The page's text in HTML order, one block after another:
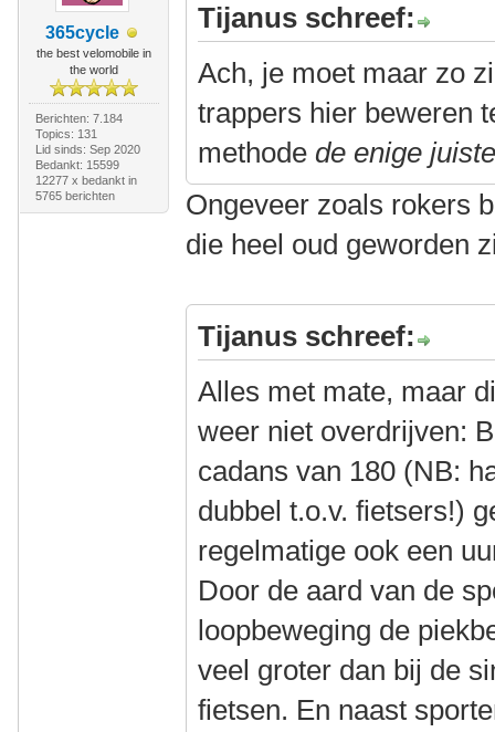
365cycle
the best velomobile in
the world
Berichten: 7.184
Topics: 131
Lid sinds: Sep 2020
Bedankt: 15599
12277 x bedankt in
5765 berichten
Tijanus schreef:
Ach, je moet maar zo
trappers hier beweren
methode de enige
Ongeveer zoals rokers
die heel oud geworden
Tijanus schreef:
Alles met mate, maar
weer niet overdrijven:
cadans van 180 (NB:
dubbel t.o.v. fietsers!)
regelmatige ook een
Door de aard van de
loopbeweging de
veel groter dan bij de
fietsen. En naast